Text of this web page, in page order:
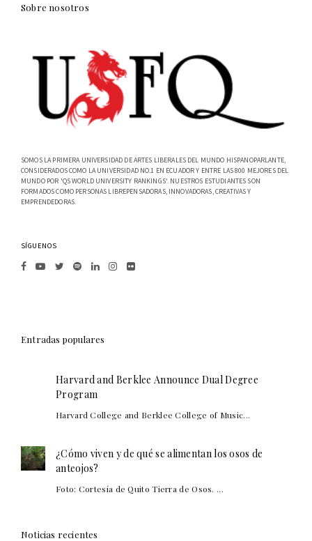
Sobre nosotros
SOMOS LA PRIMERA UNIVERSIDAD DE ARTES LIBERALES DEL MUNDO HISPANOPARLANTE,
CONSIDERADOS COMO LA UNIVERSIDAD NO.1 EN ECUADOR Y ENTRE LAS 800 MEJORES DEL
MUNDO POR 'QS WORLD UNIVERSITY RANKINGS'. NUESTROS ESTUDIANTES SON
FORMADOS COMO PERSONAS LIBREPENSADORAS, INNOVADORAS, CREATIVAS Y
EMPRENDEDORAS.
SÍGUENOS
Entradas populares
Harvard and Berklee Announce Dual Degree
Program
Harvard College and Berklee College of Music...
¿Cómo viven y de qué se alimentan los osos de
anteojos?
Foto: Cortesía de Quito Tierra de Osos. ...
Noticias recientes